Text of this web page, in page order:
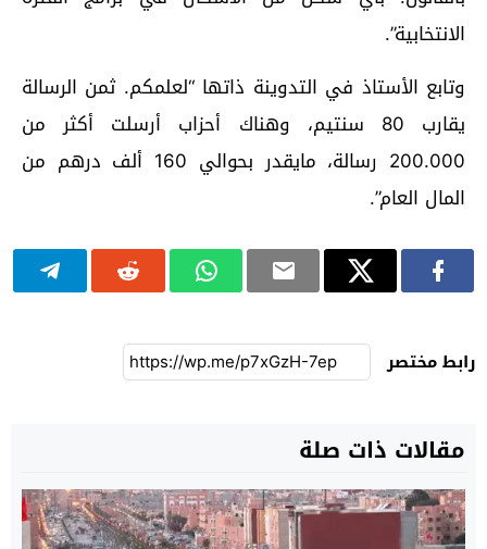
الانتخابية”.
وتابع الأستاذ في التدوينة ذاتها “لعلمكم. ثمن الرسالة
يقارب 80 سنتيم، وهناك أحزاب أرسلت أكثر من
200.000 رسالة، مايقدر بحوالي 160 ألف درهم من
المال العام”.
رابط مختصر
مقالات ذات صلة